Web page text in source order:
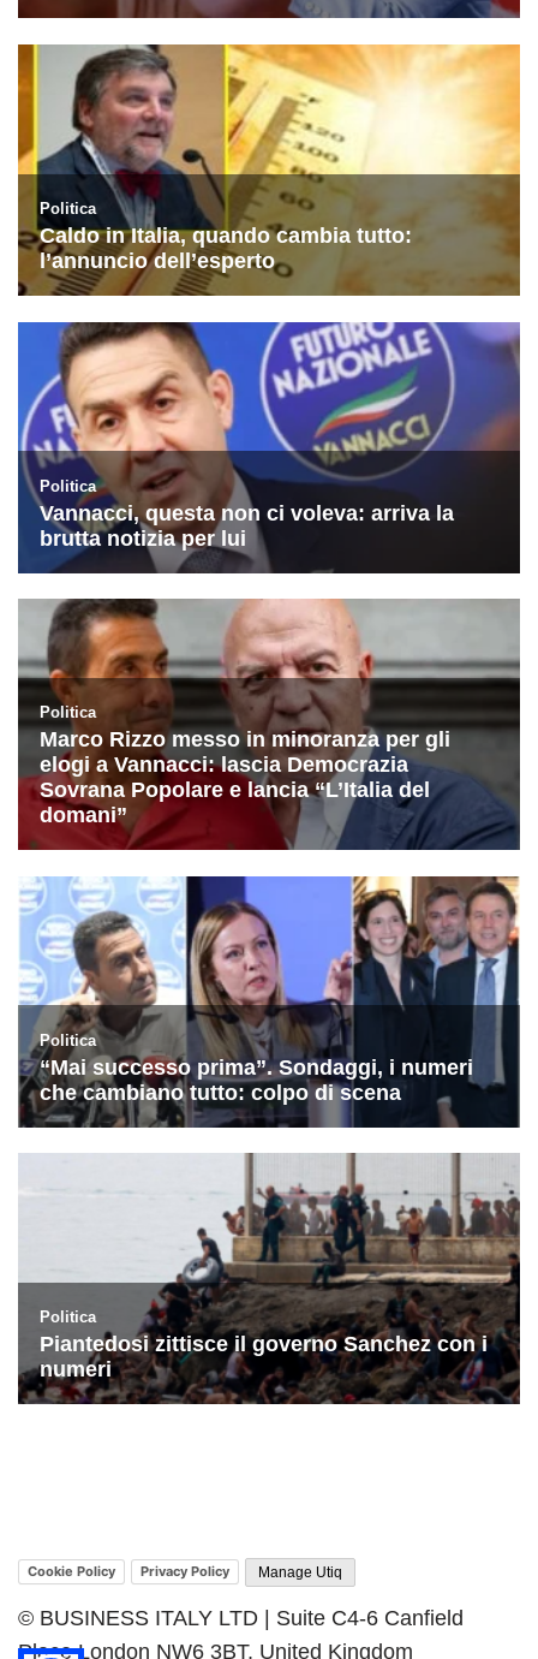
Cookie Policy Privacy Policy Manage Utiq
© BUSINESS ITALY LTD | Suite C4-6 Canfield
Place London NW6 3BT, United Kingdom